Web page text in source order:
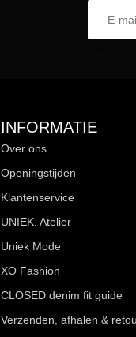
INFORMATIE
Over ons
Openingstijden
Klantenservice
UNIEK. Atelier
Uniek Mode
XO Fashion
CLOSED denim fit guide
Verzenden, afhalen &